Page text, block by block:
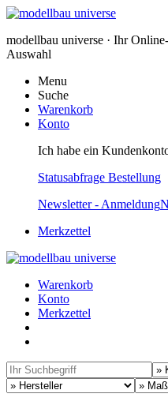
modellbau universe · Ihr
Auswahl
Menu
Suche
Warenkorb
Konto
Ich habe ein
Statusabfrage Bestellung
Newsletter - Anmeldung
Merkzettel
Warenkorb
Konto
Merkzettel